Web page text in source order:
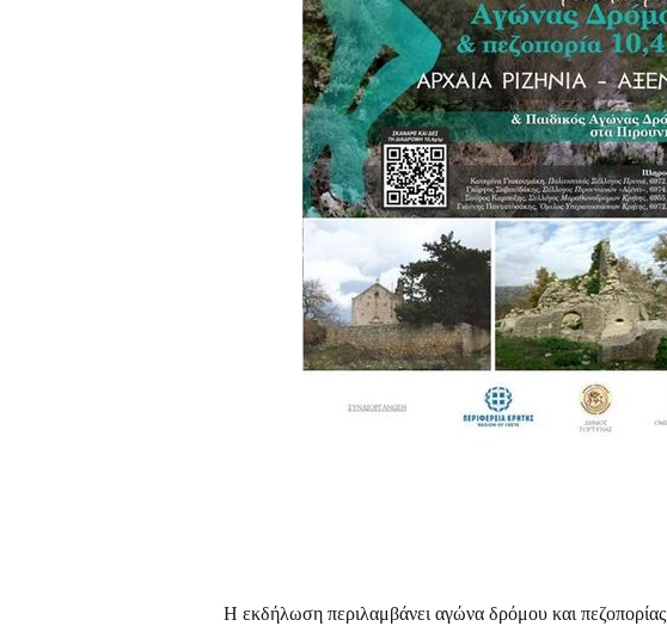
Η εκδήλωση περιλαμβάνει αγώνα δρόμου και πεζοπορίας